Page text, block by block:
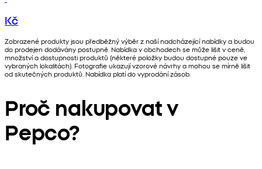
Kč
Zobrazené produkty jsou předběžný výběr z naší nadcházející nabídky a budou
do prodejen dodávány postupně. Nabídka v obchodech se může lišit v ceně,
množství a dostupnosti produktů (některé položky budou dostupné pouze ve
vybraných lokalitách). Fotografie ukazují vzorové návrhy a mohou se mírně lišit
od skutečných produktů. Nabídka platí do vyprodání zásob.
Proč nakupovat v
Pepco?